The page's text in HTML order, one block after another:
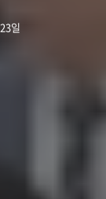
일